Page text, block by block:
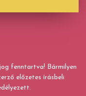
fenntartva! Bármilyen
előzetes írásbeli